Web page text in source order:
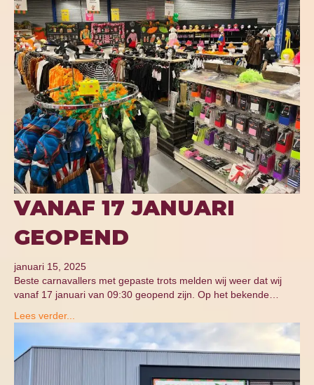
VANAF 17 JANUARI
GEOPEND
januari 15, 2025
Beste carnavallers met gepaste trots melden wij weer dat wij
vanaf 17 januari van 09:30 geopend zijn. Op het bekende…
Lees verder...